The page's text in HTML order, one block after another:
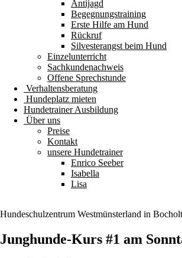
Antijagd
Begegnungstraining
Erste Hilfe am Hund
Rückruf
Silvesterangst beim Hund
Einzelunterricht
Sachkundenachweis
Offene Sprechstunde
Verhaltensberatung
Hundeplatz mieten
Hundetrainer Ausbildung
Über uns
Preise
Kontakt
unsere Hundetrainer
Enrico Seeber
Isabella
Lisa
Hundeschulzentrum Westmünsterland in Bocholt
Junghunde-Kurs #1 am